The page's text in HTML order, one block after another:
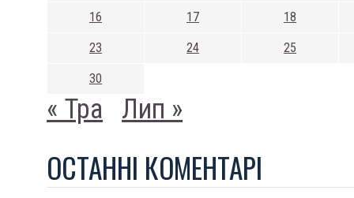
16 17 18
23 24 25
30
« Тра Лип »
ОСТАННI КОМЕНТАРI